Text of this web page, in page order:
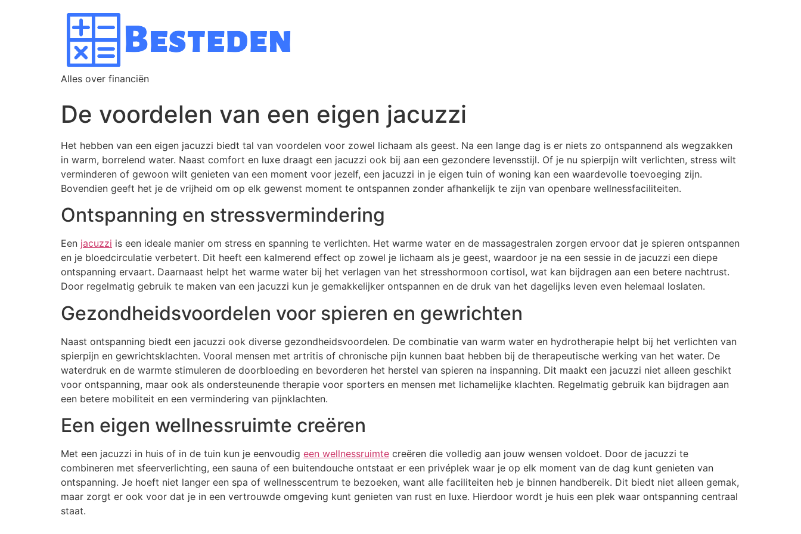
Alles over financiën
De voordelen van een eigen jacuzzi
Het hebben van een eigen jacuzzi biedt tal van voordelen voor zowel lichaam als geest. Na een lange dag is er niets zo ontspannend als wegzakken
in warm, borrelend water. Naast comfort en luxe draagt een jacuzzi ook bij aan een gezondere levensstijl. Of je nu spierpijn wilt verlichten, stress wilt
verminderen of gewoon wilt genieten van een moment voor jezelf, een jacuzzi in je eigen tuin of woning kan een waardevolle toevoeging zijn.
Bovendien geeft het je de vrijheid om op elk gewenst moment te ontspannen zonder afhankelijk te zijn van openbare wellnessfaciliteiten.
Ontspanning en stressvermindering
Een jacuzzi is een ideale manier om stress en spanning te verlichten. Het warme water en de massagestralen zorgen ervoor dat je spieren ontspannen
en je bloedcirculatie verbetert. Dit heeft een kalmerend effect op zowel je lichaam als je geest, waardoor je na een sessie in de jacuzzi een diepe
ontspanning ervaart. Daarnaast helpt het warme water bij het verlagen van het stresshormoon cortisol, wat kan bijdragen aan een betere nachtrust.
Door regelmatig gebruik te maken van een jacuzzi kun je gemakkelijker ontspannen en de druk van het dagelijks leven even helemaal loslaten.
Gezondheidsvoordelen voor spieren en gewrichten
Naast ontspanning biedt een jacuzzi ook diverse gezondheidsvoordelen. De combinatie van warm water en hydrotherapie helpt bij het verlichten van
spierpijn en gewrichtsklachten. Vooral mensen met artritis of chronische pijn kunnen baat hebben bij de therapeutische werking van het water. De
waterdruk en de warmte stimuleren de doorbloeding en bevorderen het herstel van spieren na inspanning. Dit maakt een jacuzzi niet alleen geschikt
voor ontspanning, maar ook als ondersteunende therapie voor sporters en mensen met lichamelijke klachten. Regelmatig gebruik kan bijdragen aan
een betere mobiliteit en een vermindering van pijnklachten.
Een eigen wellnessruimte creëren
Met een jacuzzi in huis of in de tuin kun je eenvoudig een wellnessruimte creëren die volledig aan jouw wensen voldoet. Door de jacuzzi te
combineren met sfeerverlichting, een sauna of een buitendouche ontstaat er een privéplek waar je op elk moment van de dag kunt genieten van
ontspanning. Je hoeft niet langer een spa of wellnesscentrum te bezoeken, want alle faciliteiten heb je binnen handbereik. Dit biedt niet alleen gemak,
maar zorgt er ook voor dat je in een vertrouwde omgeving kunt genieten van rust en luxe. Hierdoor wordt je huis een plek waar ontspanning centraal
staat.